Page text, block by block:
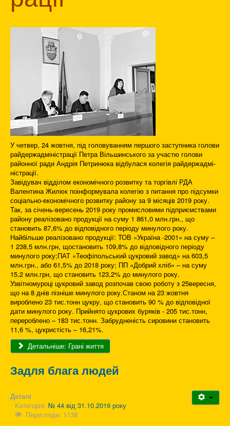
У четвер, 24 жовтня, під головуванням першого заступника голови
райдержадміністрації Петра Вільшинського за участю голови
районної ради Андрія Петринюка відбулася колегія райдержадмі-
ністрації.
Завідувач відділом економічного розвитку та торгівлі РДА
Валентина Жилюк поінформувала колегію з питання про підсумки
соціально-економічного розвитку району за 9 місяців 2019 року.
Так, за січень-вересень 2019 року промисловими підприємствами
району реалізовано продукції на суму 1 861,0 млн.грн., що
становить 87,6% до відповідного періоду минулого року.
Найбільше реалізовано продукції: ТОВ «Україна -2001» на суму –
1 238,5 млн.грн, щостановить 109,8% до відповідного періоду
минулого року;ПАТ «Теофіпольський цукровий завод» на 603,5
млн.грн., або 61,5% до 2018 року; ПП «Добрий хліб» – на суму
15,2 млн.грн, що становить 123,2% до минулого року.
Узвітномуроці цукровий завод розпочав свою роботу з 25вересня,
що на 8 днів пізніше минулого року.Станом на 23 жовтня
вироблено 23 тис.тонн цукру, що становить 90 % до відповідної
дати минулого року. Прийнято цукрових буряків - 205 тис.тонн,
перероблено – 183 тис.тонн. Забрудненість сировини становить
11,6 %, цукристість – 16,21%.
Детальніше: Грані життя
Задля блага людей
Деталі
Категорія: № 44 від 31.10.2019 року
Перегляди: 1138